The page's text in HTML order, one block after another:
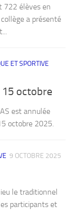
722 élèves en
a présenté
ET SPORTIVE
15 octobre
est annulée
octobre 2025.
9 OCTOBRE 2025
le traditionnel
participants et